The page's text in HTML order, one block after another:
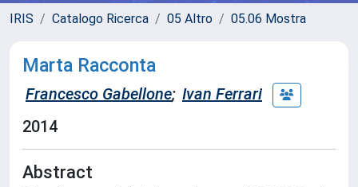
IRIS Catalogo Ricerca 05 Altro 05.06 Mostra
Marta Racconta
Francesco Gabellone; Ivan Ferrari
2014
Abstract